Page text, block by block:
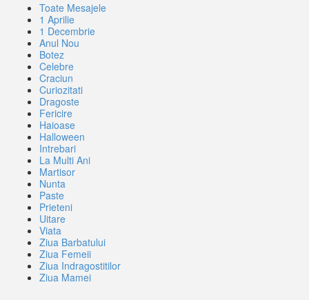
Toate Mesajele
1 Aprilie
1 Decembrie
Anul Nou
Botez
Celebre
Craciun
Curiozitati
Dragoste
Fericire
Haioase
Halloween
Intrebari
La Multi Ani
Martisor
Nunta
Paste
Prieteni
Uitare
Viata
Ziua Barbatului
Ziua Femeii
Ziua Indragostitilor
Ziua Mamei